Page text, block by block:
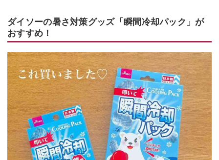
ダイソーの暑さ対策グッズ「瞬間冷却パック」が
おすすめ！